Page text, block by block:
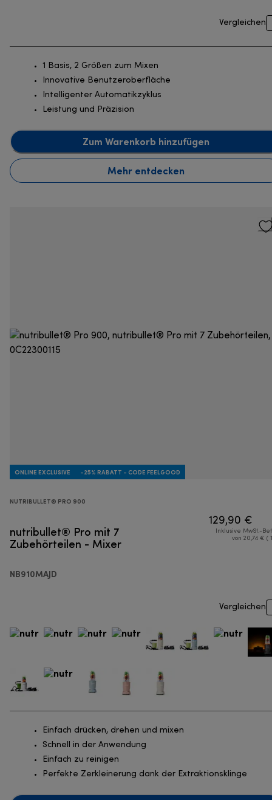
Vergleichen
1 Basis, 2 Größen zum Mixen
Innovative Benutzeroberfläche
Intelligenter Automatikzyklus
Leistung und Präzision
Zum Warenkorb hinzufügen
Mehr entdecken
ONLINE EXCLUSIVE -25% RABATT - CODE FEELGOOD
NUTRIBULLET® PRO 900
nutribullet® Pro mit 7
Zubehörteilen - Mixer
NB910MAJD
129,90 €
Inklusive MwSt.-
von 20,74 € (
Vergleichen
Einfach drücken, drehen und mixen
Schnell in der Anwendung
Einfach zu reinigen
Perfekte Zerkleinerung dank der Extraktionsklinge